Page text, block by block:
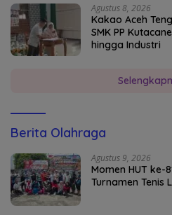
Agustus 8, 2026
Kakao Aceh
SMK PP
hingga Industri
Berita Olahraga
Agustus 9, 2026
Momen HUT ke-
Turnamen Tenis